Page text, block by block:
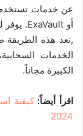
,تعد هذه الطريقة
الخدمات
الكبيرة مجاناً.
اقرأ أيضاً:كيفية
2024